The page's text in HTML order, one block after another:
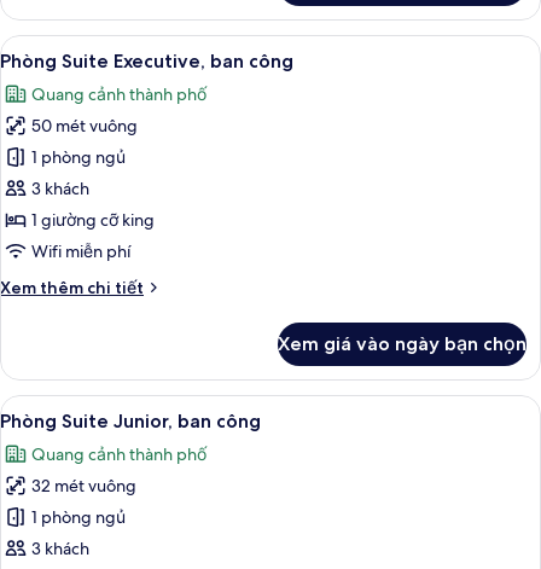
ngủ,
phòng
thông
nhau
Phòng
dành
cho
đình,
2
phòng
ngủ,
phòng
thông
nhau
Xem
tất
cả
ảnh
Phòng
Suite
Executive,
ban
Phòng Suite Executive, ban công |
5
Phòng Suite Executive, ban công
Quang cảnh thành phố
50 mét vuông
1 phòng ngủ
3 khách
1 giường cỡ king
Wifi miễn phí
Xem thêm chi tiết
Chi
Phòng
Suite
Executive,
công
Xem giá vào ngày bạn chọn
Xem
tất
cả
ảnh
Phòng
Suite
Phòng Suite Junior, ban công | Bộ
6
Phòng Suite Junior, ban công
Quang cảnh thành phố
32 mét vuông
1 phòng ngủ
3 khách